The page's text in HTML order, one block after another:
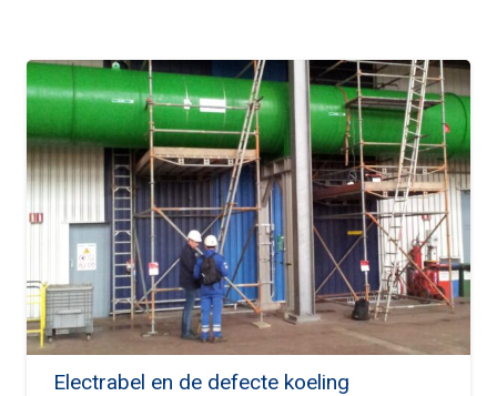
Electrabel en de defecte koeling